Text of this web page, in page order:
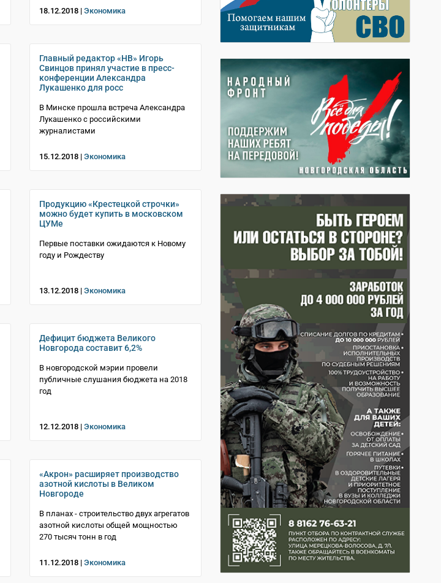
18.12.2018 | Экономика
Главный редактор «НВ» Игорь
Свинцов принял участие в пресс-
конференции Александра
Лукашенко для росс
В Минске прошла встреча Александра
Лукашенко с российскими
журналистами
15.12.2018 | Экономика
Продукцию «Крестецкой строчки»
можно будет купить в московском
ЦУМе
Первые поставки ожидаются к Новому
году и Рождеству
13.12.2018 | Экономика
Дефицит бюджета Великого
Новгорода составит 6,2%
В новгородской мэрии провели
публичные слушания бюджета на 2018
год
12.12.2018 | Экономика
«Акрон» расширяет производство
азотной кислоты в Великом
Новгороде
В планах - строительство двух агрегатов
азотной кислоты общей мощностью
270 тысяч тонн в год
11.12.2018 | Экономика